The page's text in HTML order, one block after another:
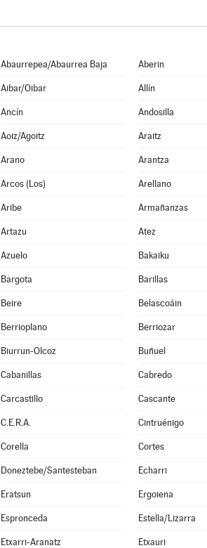
Abaurrepea/Abaurrea Baja Aberin
Aibar/Oibar Allín
Ancín Andosilla
Aoiz/Agoitz Araitz
Arano Arantza
Arcos (Los) Arellano
Aribe Armañanzas
Artazu Atez
Azuelo Bakaiku
Bargota Barillas
Beire Belascoáin
Berrioplano Berriozar
Biurrun-Olcoz Buñuel
Cabanillas Cabredo
Carcastillo Cascante
C.E.R.A. Cintruénigo
Corella Cortes
Doneztebe/Santesteban Echarri
Eratsun Ergoiena
Espronceda Estella/Lizarra
Etxarri-Aranatz Etxauri